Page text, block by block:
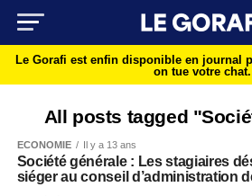
Le Gorafi est enfin disponible en journal
on tue votre chat.
All posts tagged
ECONOMIE Il y a 13 ans
Société générale : Les stagiaires
siéger au conseil d’administration